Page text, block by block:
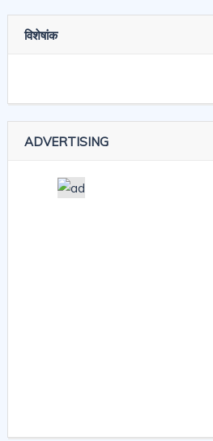
विशेषांक
ADVERTISING